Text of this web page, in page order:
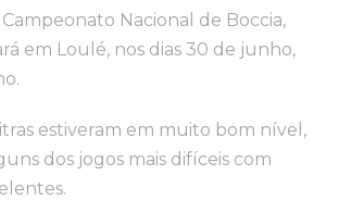
Nacional de Boccia,
em Loulé, nos dias 30 de junho,
estiveram em muito bom nível,
dos jogos mais difíceis com